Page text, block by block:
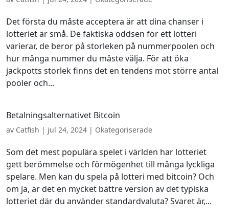
Det första du måste acceptera är att dina chanser i
lotteriet är små. De faktiska oddsen för ett lotteri
varierar, de beror på storleken på nummerpoolen och
hur många nummer du måste välja. För att öka
jackpotts storlek finns det en tendens mot större antal
pooler och...
Betalningsalternativet Bitcoin
av Catfish | jul 24, 2024 | Okategoriserade
Som det mest populära spelet i världen har lotteriet
gett berömmelse och förmögenhet till många lyckliga
spelare. Men kan du spela på lotteri med bitcoin? Och
om ja, är det en mycket bättre version av det typiska
lotteriet där du använder standardvaluta? Svaret är,...